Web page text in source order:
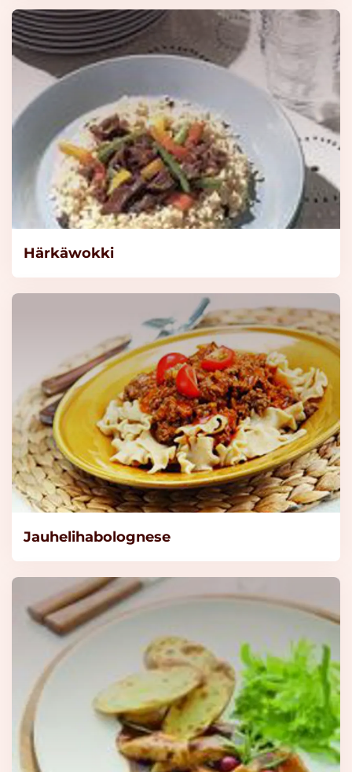
Lue lisää
KNORR Penne Luomu,
runsaskuituinen 3 kg
Lue lisää
KNORR Lasagnette
Täysjyvä Luomu 3 kg
Lue lisää
Lue lisää
Knorr Kanaliemi,
vähäsuolainen 1 kg /125 L
Lue lisää
Knorr Kasvisliemi,
vähäsuolainen 1kg/125L
Lue lisää
Knorr Lihaliemi,
vähäsuolainen 1kg/125L
Lue lisää
vähäsuolainen 5kg/625L
Lue lisää
Knorr Kasvisliemi,
vähäsuolainen 5kg/625L
Lue lisää
Härkäwokki
Jauhelihabolognese